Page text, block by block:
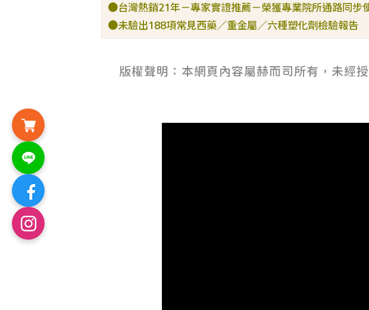
●台灣熱銷21年－專家實證推薦－榮獲專業院所通路同步
●未驗出188項常見西藥／重金屬／六種塑化劑檢驗報告
版權聲明：本網頁內容屬赫而司所有，未經